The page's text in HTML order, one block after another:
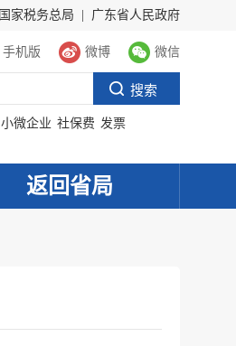
国家税务总局 广东省人民政府
手机版 微博 微信
小微企业 社保费 发票
返回省局